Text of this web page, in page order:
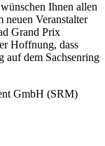
Ihnen allen
Veranstalter
Grand Prix
Hoffnung, dass
auf dem Sachsenring
GmbH (SRM)